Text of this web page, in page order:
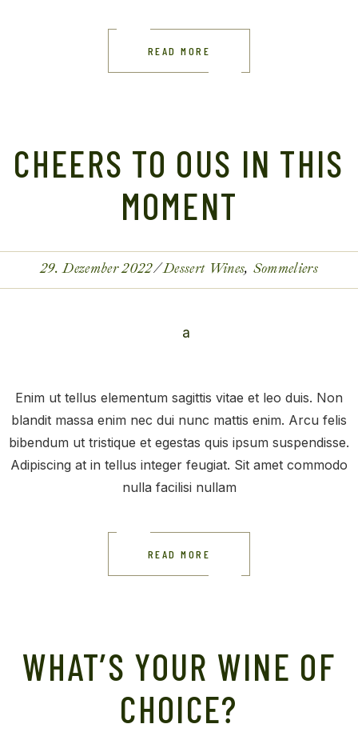
READ MORE
CHEERS TO OUS IN THIS
MOMENT
29. Dezember 2022 Dessert Wines Sommeliers
Enim ut tellus elementum sagittis vitae et leo duis. Non
blandit massa enim nec dui nunc mattis enim. Arcu felis
bibendum ut tristique et egestas quis ipsum suspendisse.
Adipiscing at in tellus integer feugiat. Sit amet commodo
nulla facilisi nullam
READ MORE
WHAT’S YOUR WINE OF
CHOICE?